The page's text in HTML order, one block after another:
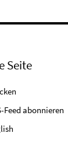
Seite
Feed abonnieren